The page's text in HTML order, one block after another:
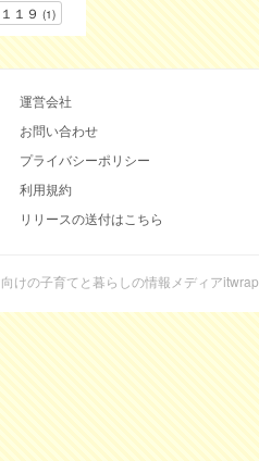
１１９ (1)
運営会社
お問い合わせ
プライバシーポリシー
利用規約
リリースの送付はこちら
けの子育てと暮らしの情報メディアitwrap